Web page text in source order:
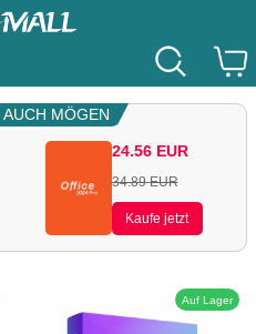
MÖGEN
24.56 EUR
34.89 EUR
Kaufe jetzt
Auf Lager